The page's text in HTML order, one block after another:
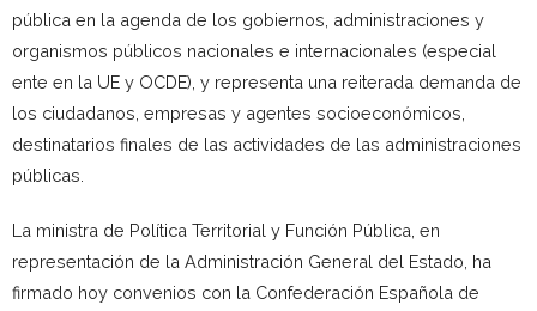
pública en la agenda de los gobiernos, administraciones y
organismos públicos nacionales e internacionales (especial
ente en la UE y OCDE), y representa una reiterada demanda de
los ciudadanos, empresas y agentes socioeconómicos,
destinatarios finales de las actividades de las administraciones
públicas.
La ministra de Política Territorial y Función Pública, en
representación de la Administración General del Estado, ha
firmado hoy convenios con la Confederación Española de